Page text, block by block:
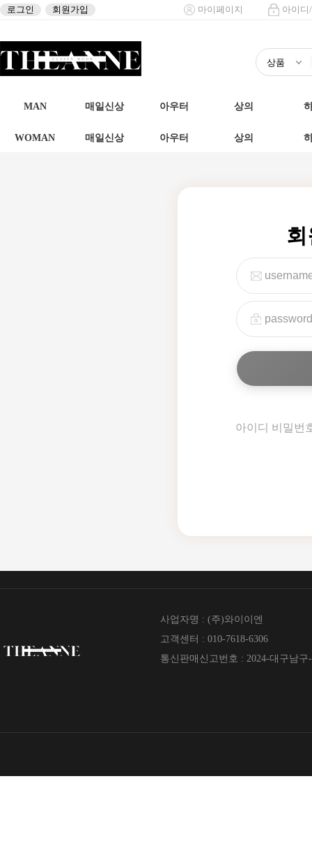
로그인 회원가입 마이페이지 아이디
MAN 매일신상 아우터 상의
WOMAN 매일신상 아우터 상의
아이디 비밀번
사업자명 : (주)와이이엔
고객센터 : 010-7618-6306
통신판매신고번호 : 2024-대구남구